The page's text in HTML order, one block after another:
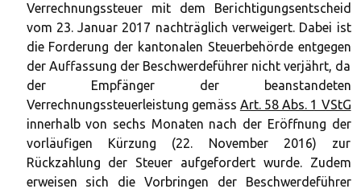
Verrechnungssteuer mit dem Berichtigungsentscheid
vom 23. Januar 2017 nachträglich verweigert. Dabei ist
die Forderung der kantonalen Steuerbehörde entgegen
der Auffassung der Beschwerdeführer nicht verjährt, da
der Empfänger der beanstandeten
Verrechnungssteuerleistung gemäss Art. 58 Abs. 1 VStG
innerhalb von sechs Monaten nach der Eröffnung der
vorläufigen Kürzung (22. November 2016) zur
Rückzahlung der Steuer aufgefordert wurde. Zudem
erweisen sich die Vorbringen der Beschwerdeführer